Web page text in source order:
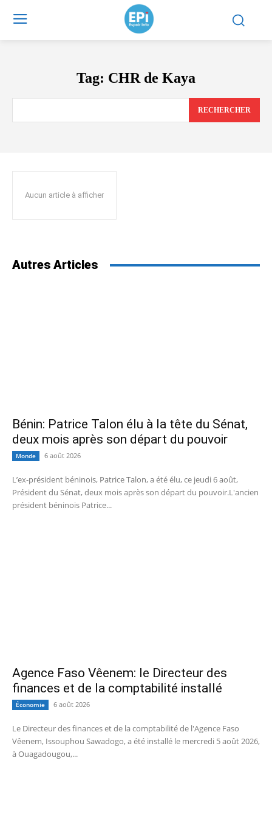
Tag: CHR de Kaya
RECHERCHER
Aucun article à afficher
Autres Articles
Bénin: Patrice Talon élu à la tête du Sénat,
deux mois après son départ du pouvoir
Monde 6 août 2026
L’ex-président béninois, Patrice Talon, a été élu, ce jeudi 6 août,
Président du Sénat, deux mois après son départ du pouvoir.L'ancien
président béninois Patrice...
Agence Faso Vêenem: le Directeur des
finances et de la comptabilité installé
Économie 6 août 2026
Le Directeur des finances et de la comptabilité de l'Agence Faso
Vêenem, Issouphou Sawadogo, a été installé le mercredi 5 août 2026,
à Ouagadougou,...